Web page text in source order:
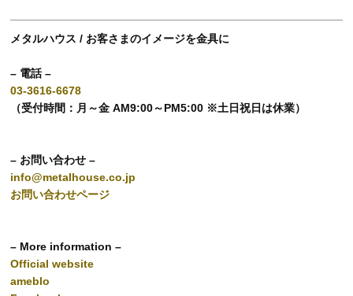
メタルハウス / お客さまのイメージを金具に
– 電話 –
03-3616-6678
（受付時間：月～金 AM9:00～PM5:00 ※土日祝日は休業）
– お問い合わせ –
info@metalhouse.co.jp
お問い合わせページ
– More information –
Official website
ameblo